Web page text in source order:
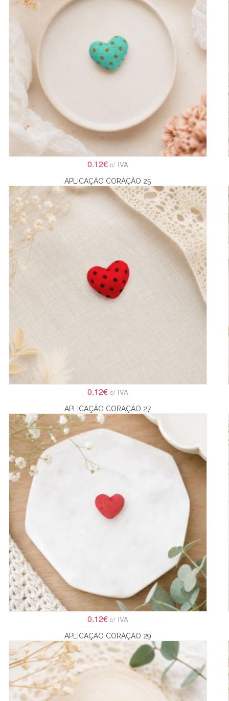
0.12€ c/ IVA
APLICAÇÃO CORAÇÃO 25
0.12€ c/ IVA
APLICAÇÃO CORAÇÃO 27
0.12€ c/ IVA
APLICAÇÃO CORAÇÃO 29